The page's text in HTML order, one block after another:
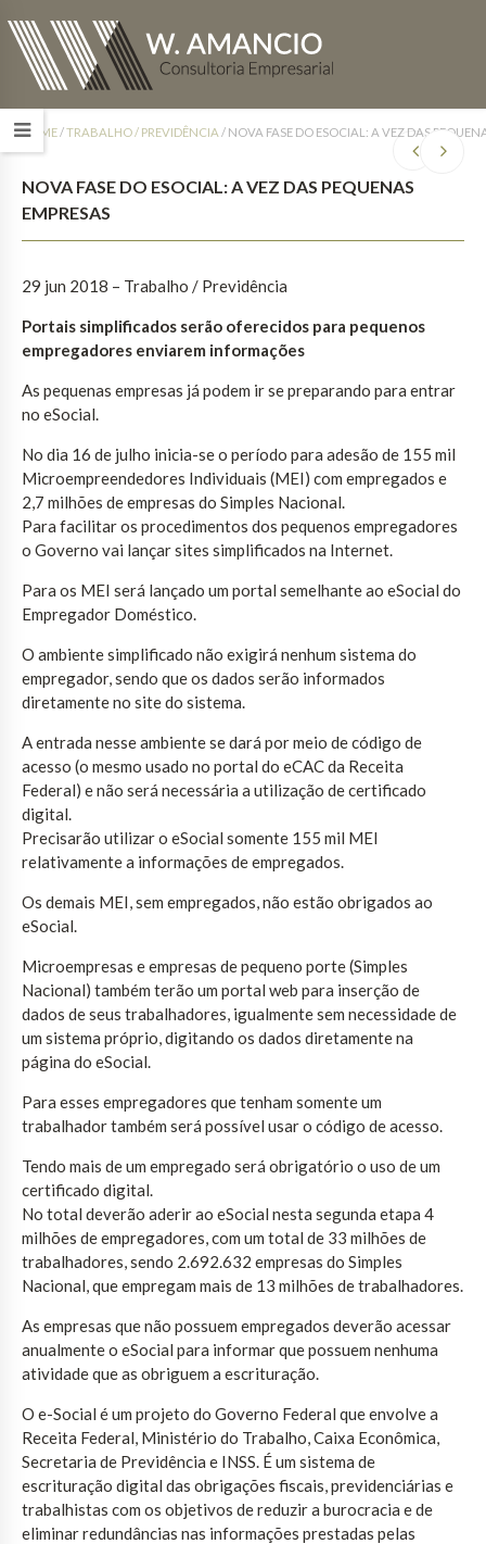
HOME/TRABALHO / PREVIDÊNCIA / NOVA FASE DO ESOCIAL: A VEZ DAS
NOVA FASE DO ESOCIAL: A VEZ DAS PEQUENAS
EMPRESAS
29 jun 2018 – Trabalho / Previdência
Portais simplificados serão oferecidos para pequenos
empregadores enviarem informações
As pequenas empresas já podem ir se preparando para entrar
no eSocial.
No dia 16 de julho inicia-se o período para adesão de 155 mil
Microempreendedores Individuais (MEI) com empregados e
2,7 milhões de empresas do Simples Nacional.
Para facilitar os procedimentos dos pequenos empregadores
o Governo vai lançar sites simplificados na Internet.
Para os MEI será lançado um portal semelhante ao eSocial do
Empregador Doméstico.
O ambiente simplificado não exigirá nenhum sistema do
empregador, sendo que os dados serão informados
diretamente no site do sistema.
A entrada nesse ambiente se dará por meio de código de
acesso (o mesmo usado no portal do eCAC da Receita
Federal) e não será necessária a utilização de certificado
digital.
Precisarão utilizar o eSocial somente 155 mil MEI
relativamente a informações de empregados.
Os demais MEI, sem empregados, não estão obrigados ao
eSocial.
Microempresas e empresas de pequeno porte (Simples
Nacional) também terão um portal web para inserção de
dados de seus trabalhadores, igualmente sem necessidade de
um sistema próprio, digitando os dados diretamente na
página do eSocial.
Para esses empregadores que tenham somente um
trabalhador também será possível usar o código de acesso.
Tendo mais de um empregado será obrigatório o uso de um
certificado digital.
No total deverão aderir ao eSocial nesta segunda etapa 4
milhões de empregadores, com um total de 33 milhões de
trabalhadores, sendo 2.692.632 empresas do Simples
Nacional, que empregam mais de 13 milhões de trabalhadores.
As empresas que não possuem empregados deverão acessar
anualmente o eSocial para informar que possuem nenhuma
atividade que as obriguem a escrituração.
O e-Social é um projeto do Governo Federal que envolve a
Receita Federal, Ministério do Trabalho, Caixa Econômica,
Secretaria de Previdência e INSS. É um sistema de
escrituração digital das obrigações fiscais, previdenciárias e
trabalhistas com os objetivos de reduzir a burocracia e de
eliminar redundâncias nas informações prestadas pelas